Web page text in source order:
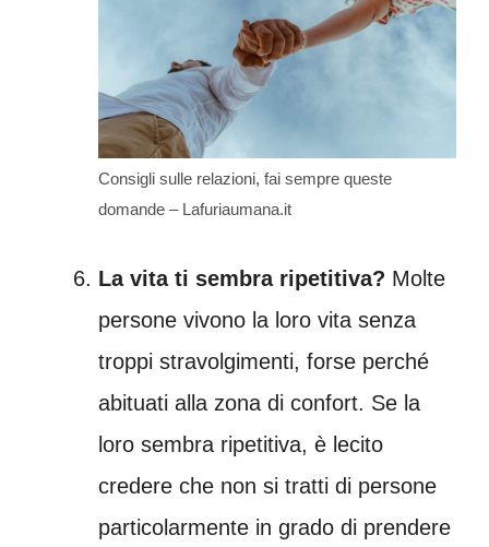
Consigli sulle relazioni, fai sempre queste
domande – Lafuriaumana.it
La vita ti sembra ripetitiva? Molte
persone vivono la loro vita senza
troppi stravolgimenti, forse perché
abituati alla zona di confort. Se la
loro sembra ripetitiva, è lecito
credere che non si tratti di persone
particolarmente in grado di prendere